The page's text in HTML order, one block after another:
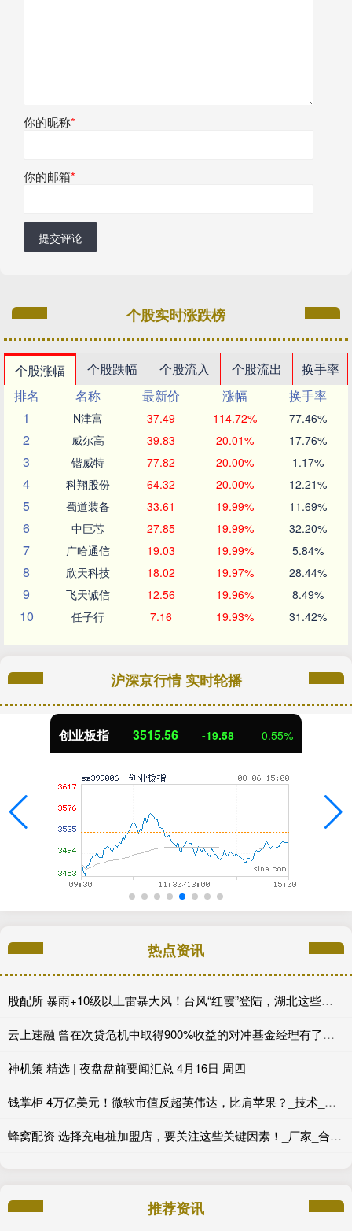
你的昵称*
你的邮箱*
提交评论
个股实时涨跌榜
个股涨幅 个股跌幅 个股流入 个股流出
换手率
排名
名称 最新价 涨幅
换手率
1
N津富 37.49 114.72% 77.46%
2 威尔高 39.83 20.01% 17.76%
3 锴威特 77.82 20.00% 1.17%
4 科翔股份 64.32 20.00% 12.21%
5 蜀道装备 33.61 19.99% 11.69%
6 中巨芯 27.85 19.99% 32.20%
7 广哈通信 19.03 19.99% 5.84%
8 欣天科技 18.02 19.97% 28.44%
9 飞天诚信 12.56 19.96% 8.49%
10 任子行 7.16 19.93% 31.42%
沪深京行情 实时轮播
创业板指 3515.56 -19.58 -0.55%
热点资讯
股配所 暴雨+10级以上雷暴大风！台风“红霞”登陆，湖北这些地方是暴雨中心
云上速融 曾在次贷危机中取得900%收益的对冲基金经理有了新的做空目标
神机策 精选 | 夜盘盘前要闻汇总 4月16日 周四
钱掌柜 4万亿美元！微软市值反超英伟达，比肩苹果？_技术_业务_亚马逊
蜂窝配资 选择充电桩加盟店，要关注这些关键因素！_厂家_合作_技术
推荐资讯